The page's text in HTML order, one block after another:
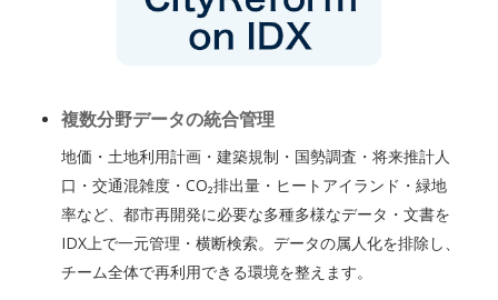
複数分野データの統合管理
地価・土地利用計画・建築規制・国勢調査・将来推計人
口・交通混雑度・CO₂排出量・ヒートアイランド・緑地
率など、都市再開発に必要な多種多様なデータ・文書を
IDX上で一元管理・横断検索。データの属人化を排除し、
チーム全体で再利用できる環境を整えます。